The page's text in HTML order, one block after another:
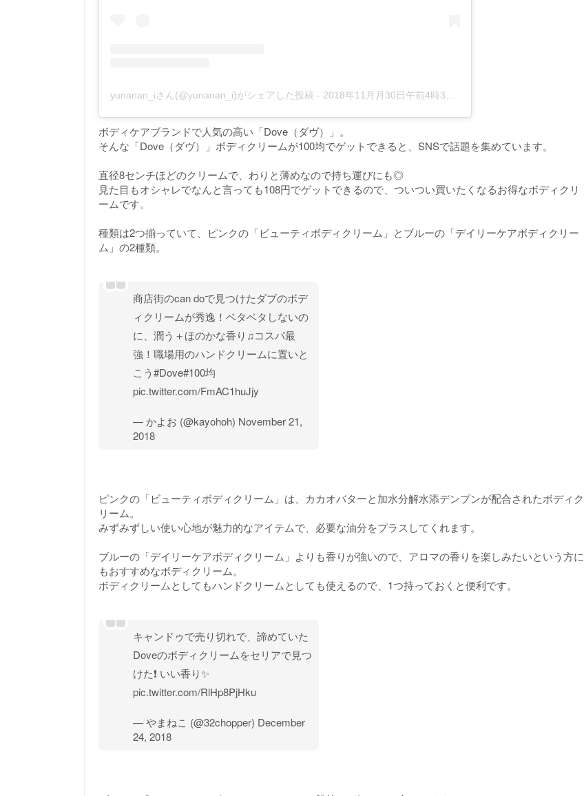
yunanan_iさん(@yunanan_i)がシェアした投稿 - 2018年11月月30日午前4時31分PST
ボディケアブランドで人気の高い「Dove（ダヴ）」。
そんな「Dove（ダヴ）」ボディクリームが100均でゲットできると、SNSで話題を集めています。
直径8センチほどのクリームで、わりと薄めなので持ち運びにも◎
見た目もオシャレでなんと言っても108円でゲットできるので、ついつい買いたくなるお得なボディクリ
ームです。
種類は2つ揃っていて、ピンクの「ビューティボディクリーム」とブルーの「デイリーケアボディクリー
ム」の2種類。
商店街のcan doで見つけたダブのボデ
ィクリームが秀逸！ベタベタしないの
に、潤う＋ほのかな香り♫コスパ最
強！職場用のハンドクリームに置いと
こう#Dove#100均
pic.twitter.com/FmAC1huJjy
— かよお (@kayohoh) November 21,
2018
ピンクの「ビューティボディクリーム」は、カカオバターと加水分解水添デンプンが配合されたボディク
リーム。
みずみずしい使い心地が魅力的なアイテムで、必要な油分をプラスしてくれます。
ブルーの「デイリーケアボディクリーム」よりも香りが強いので、アロマの香りを楽しみたいという方に
もおすすめなボディクリーム。
ボディクリームとしてもハンドクリームとしても使えるので、1つ持っておくと便利です。
キャンドゥで売り切れで、諦めていた
Doveのボディクリームをセリアで見つ
けた❗ いい香り✨
pic.twitter.com/RlHp8PjHku
— やまねこ (@32chopper) December
24, 2018